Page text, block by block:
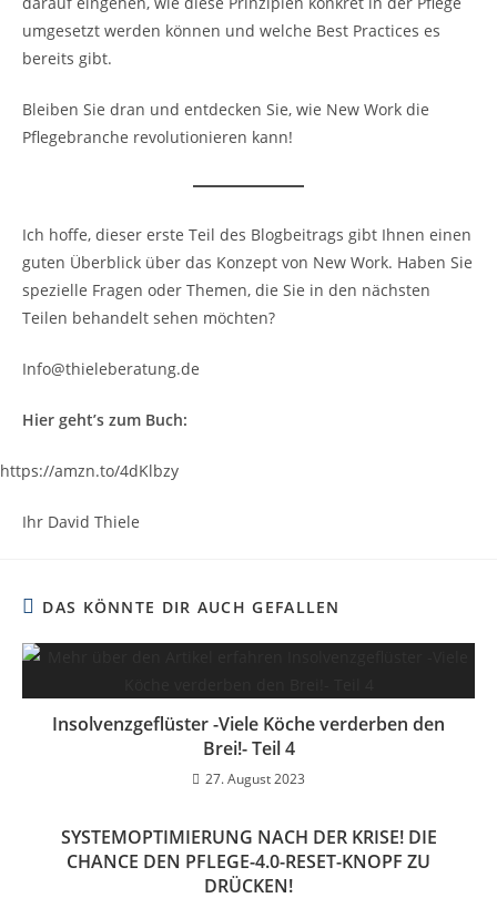
umgesetzt werden können und welche Best Practices es
bereits gibt.
Bleiben Sie dran und entdecken Sie, wie New Work die
Pflegebranche revolutionieren kann!
Ich hoffe, dieser erste Teil des Blogbeitrags gibt Ihnen einen
guten Überblick über das Konzept von New Work. Haben Sie
spezielle Fragen oder Themen, die Sie in den nächsten
Teilen behandelt sehen möchten?
Info@thieleberatung.de
Hier geht’s zum Buch:
https://amzn.to/4dKlbzy
Ihr David Thiele
DAS KÖNNTE DIR AUCH GEFALLEN
Insolvenzgeflüster -Viele Köche verderben den
Brei!- Teil 4
27. August 2023
SYSTEMOPTIMIERUNG NACH DER KRISE! DIE
CHANCE DEN PFLEGE-4.0-RESET-KNOPF ZU
DRÜCKEN!